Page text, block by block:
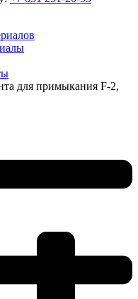
для примыкания F-2,